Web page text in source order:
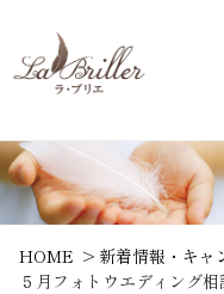
HOME
新着情報・キャ
５月フォトウエディング